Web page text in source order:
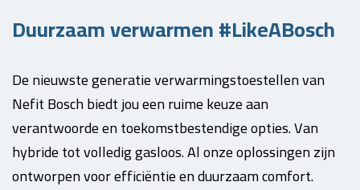
Duurzaam verwarmen #LikeABosch
De nieuwste generatie verwarmingstoestellen van
Nefit Bosch biedt jou een ruime keuze aan
verantwoorde en toekomstbestendige opties. Van
hybride tot volledig gasloos. Al onze oplossingen zijn
ontworpen voor efficiëntie en duurzaam comfort.